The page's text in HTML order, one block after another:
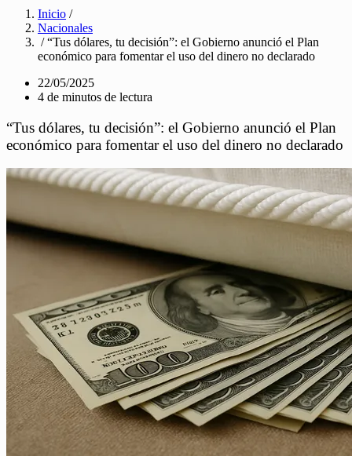
Inicio /
Nacionales
/ “Tus dólares, tu decisión”: el Gobierno anunció el Plan
económico para fomentar el uso del dinero no declarado
22/05/2025
4 de minutos de lectura
“Tus dólares, tu decisión”: el Gobierno anunció el Plan
económico para fomentar el uso del dinero no declarado